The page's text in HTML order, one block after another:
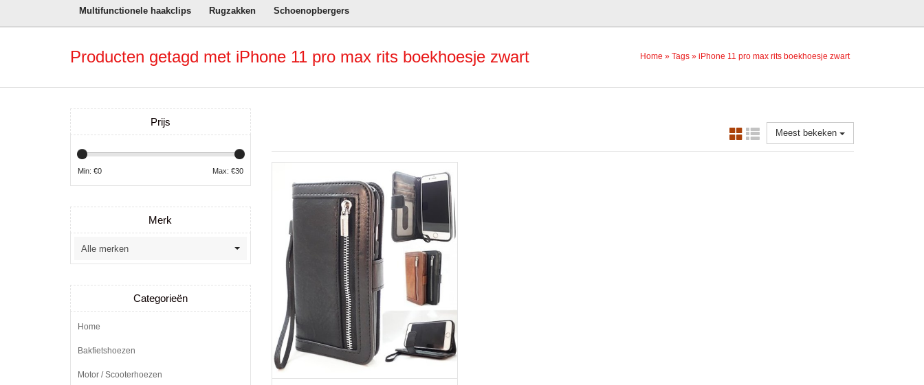
Multifunctionele haakclips Rugzakken Schoenopbergers
Producten getagd met iPhone 11 pro max rits boekhoesje zwart Home » Tags » iPhone 11 pro max rits boekhoesje zwart
Meest bekeken
Prijs
Min: €0 Max: €30
Merk
Categorieën
Home
Bakfietshoezen
Motor / Scooterhoezen